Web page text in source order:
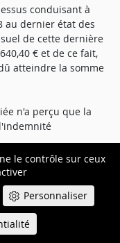
le contrôle sur ceux
Personnaliser
conduisant à
au dernier état des
de cette dernière
€ et de ce fait,
atteindre la somme
n'a perçu que la
sa
d'indemnité
salaire mensuel de